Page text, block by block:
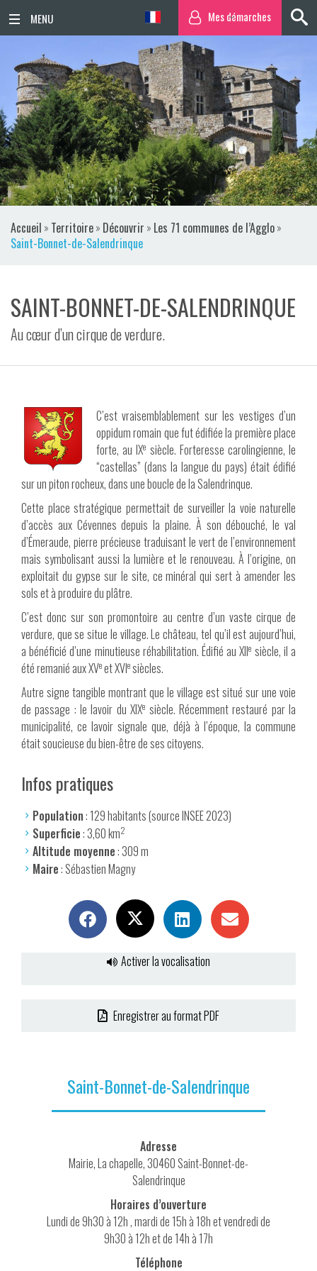
ACCUEIL
ACTUALITÉS
AGENDA
TERRITOIRE
VIE QUOTIDIENNE
SORTIR / BOUGER
ESPACE PRESSE
VIDÉOS
Mes démarches
Accueil » Territoire» Découvrir » Les 71 communes de l’Agglo»
Saint-Bonnet-de-Salendrinque
SAINT-BONNET-DE-SALENDRINQUE
Au cœur d’un cirque de verdure.
C’est vraisemblablement sur les vestiges d’un
oppidum romain que fut édifiée la première place
forte, au IXe siècle. Forteresse carolingienne, le
“castellas” (dans la langue du pays) était édifié
sur un piton rocheux, dans une boucle de la Salendrinque.
Cette place stratégique permettait de surveiller la voie naturelle
d’accès aux Cévennes depuis la plaine. À son débouché, le val
d’Émeraude, pierre précieuse traduisant le vert de l’environnement
mais symbolisant aussi la lumière et le renouveau. À l’origine, on
exploitait du gypse sur le site, ce minéral qui sert à amender les
sols et à produire du plâtre.
C’est donc sur son promontoire au centre d’un vaste cirque de
verdure, que se situe le village. Le château, tel qu’il est aujourd’hui,
a bénéficié d’une minutieuse réhabilitation. Édifié au XIIe siècle, il a
été remanié aux XVeet XVIesiècles.
Autre signe tangible montrant que le village est situé sur une voie
de passage : le lavoir du XIXe siècle. Récemment restauré par la
municipalité, ce lavoir signale que, déjà à l’époque, la commune
était soucieuse du bien-être de ses citoyens.
Infos pratiques
Population: 129 habitants (source INSEE 2023)
Superficie: 3,60 km2
Altitude moyenne: 309 m
Maire: Sébastien Magny
Activer la vocalisation
Enregistrer au format PDF
Saint-Bonnet-de-Salendrinque
Adresse
Mairie, La chapelle, 30460 Saint-Bonnet-de-
Salendrinque
Horaires d’ouverture
Lundi de 9h30 à 12h , mardi de 15h à 18h et vendredi de
9h30 à 12h et de 14h à 17h
Téléphone